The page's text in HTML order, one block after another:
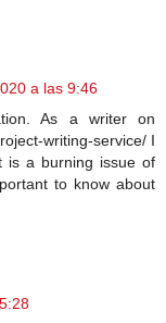
a las 9:46
As a writer on
writing-service/ I
is a burning issue of
to know about